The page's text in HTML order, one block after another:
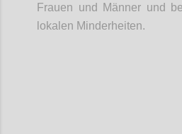
Frauen und Männer und
lokalen Minderheiten.